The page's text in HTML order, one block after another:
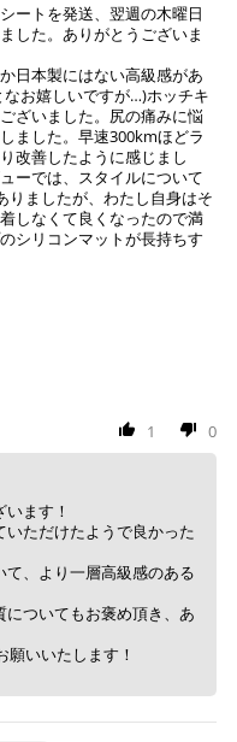
ートを発送、翌週の木曜日
した。ありがとうございま
日本製にはない高級感があ
お嬉しいですが…)ホッチキ
ざいました。尻の痛みに悩
ました。早速300kmほどラ
改善したように感じまし
ーでは、スタイルについて
りましたが、わたし自身はそ
しなくて良くなったので満
シリコンマットが長持ちす
1 0
ます！
ただけたようで良かった
、より一層高級感のある
ついてもお褒め頂き、あ
いいたします！